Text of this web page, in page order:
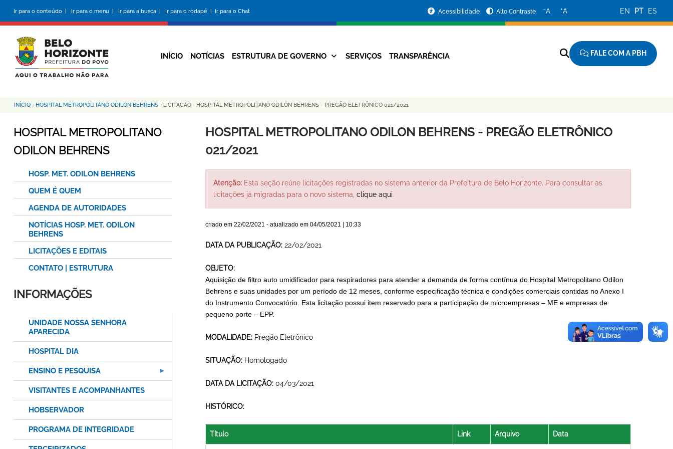
conteúdo
principal
Ir para o conteúdo | Ir para o menu | Ir para a busca | Ir para o rodapé | Ir para o Chat
da
Prefeitura
Acessibilidade Alto Contraste −A +A EN PT ES
Navegação
INÍCIO NOTÍCIAS ESTRUTURA DE GOVERNO SERVIÇOS TRANSPARÊNCIA FALE COM A PBH
Trilha
de
navegação
INÍCIO - HOSPITAL METROPOLITANO ODILON BEHRENS - LICITACAO - HOSPITAL METROPOLITANO ODILON BEHRENS - PREGÃO ELETRÔNICO 021/2021
HOSPITAL METROPOLITANO ODILON BEHRENS - PREGÃO ELETRÔNICO
021/2021
Atenção:Esta seção reúne licitações registradas no sistema anterior da Prefeitura de Belo Horizonte. Para consultar as
licitações já migradas para o novo sistema, clique aqui.
criado em 22/02/2021 - atualizado em 04/05/2021 | 10:33
DATA DA PUBLICAÇÃO: 22/02/2021
OBJETO:
Aquisição de filtro auto umidificador para respiradores para atender a demanda de forma contínua do Hospital Metropolitano Odilon
Behrens e suas unidades por um período de 12 meses, conforme especificação técnica e condições comerciais contidas no Anexo I
do Instrumento Convocatório. Esta licitação possui item reservado para a participação de microempresas – ME e empresas de
pequeno porte – EPP.
MODALIDADE: Pregão Eletrônico
SITUAÇÃO: Homologado
DATA DA LICITAÇÃO: 04/03/2021
HISTÓRICO:
Título Link Arquivo Data
HOSPITAL METROPOLITANO
ODILON BEHRENS
HOSP. MET. ODILON BEHRENS
QUEM É QUEM
AGENDA DE AUTORIDADES
NOTÍCIAS HOSP. MET. ODILON
BEHRENS
LICITAÇÕES E EDITAIS
CONTATO | ESTRUTURA
INFORMAÇÕES
UNIDADE NOSSA SENHORA
APARECIDA
HOSPITAL DIA
ENSINO E PESQUISA
VISITANTES E ACOMPANHANTES
HOBSERVADOR
PROGRAMA DE INTEGRIDADE